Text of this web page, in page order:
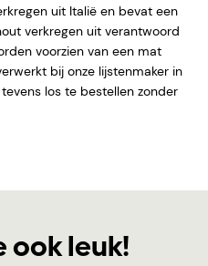
uit Italië en bevat een
verkregen uit verantwoord
voorzien van een mat
bij onze lijstenmaker in
los te bestellen zonder
ook leuk!